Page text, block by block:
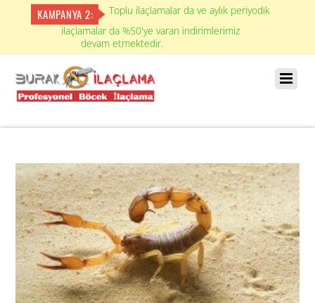
KAMPANYA 2:
Toplu ilaçlamalar da ve aylık periyodik
ilaçlamalar da %50'ye varan indirimlerimiz
devam etmektedir.